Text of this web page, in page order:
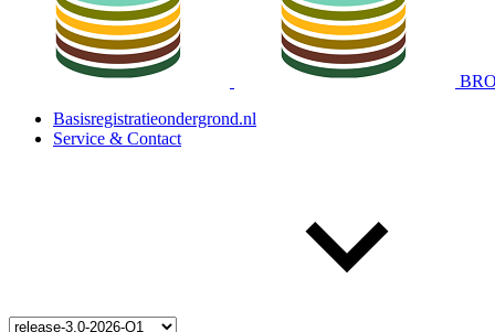
Basisregistratieondergrond.nl
Service & Contact